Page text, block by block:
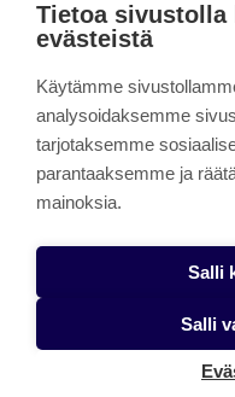
Jamk Arena Pro
Tietoa sivustosta
Saavutettavuusseloste
Alasottoilmoitus
Tietoa sivustolla
evästeistä
Käytämme
analysoidaksemme
tarjotaksemme
parantaaksemme ja
mainoksia.
Salli
Salli